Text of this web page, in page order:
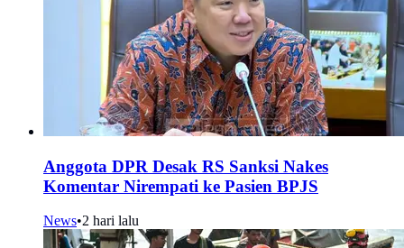
Anggota DPR Desak RS Sanksi Nakes
Komentar Nirempati ke Pasien BPJS
News•2 hari lalu